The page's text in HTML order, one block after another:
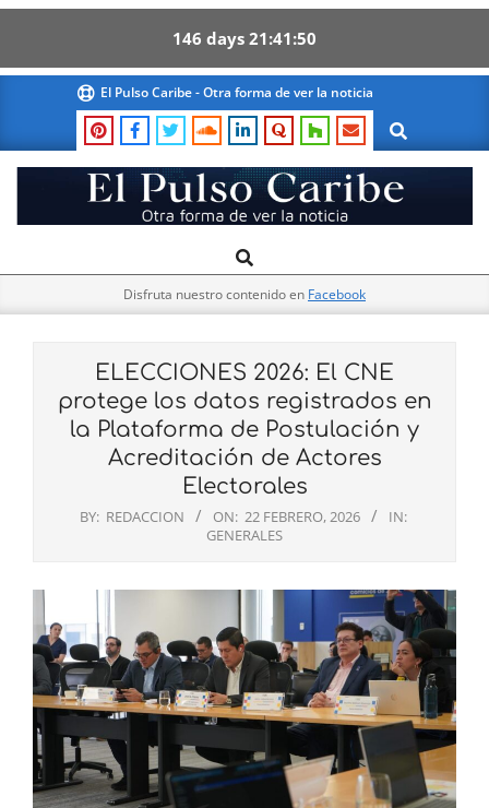
146 days 21 41 49
content
El Pulso Caribe - Otra forma de ver la noticia
Search
El
Pulso
Navigation
Search
Disfruta nuestro contenido en Facebook
ELECCIONES 2026: El CNE
protege los datos registrados en
la Plataforma de Postulación y
Acreditación de Actores
Electorales
BY: REDACCION ON: 22 FEBRERO, 2026
IN:
GENERALES